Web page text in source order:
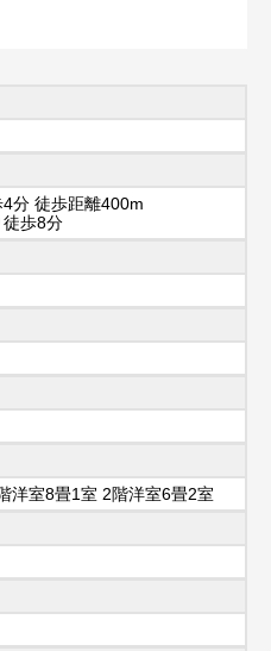
分 徒歩距離400m
歩8分
洋室8畳1室 2階洋室6畳2室